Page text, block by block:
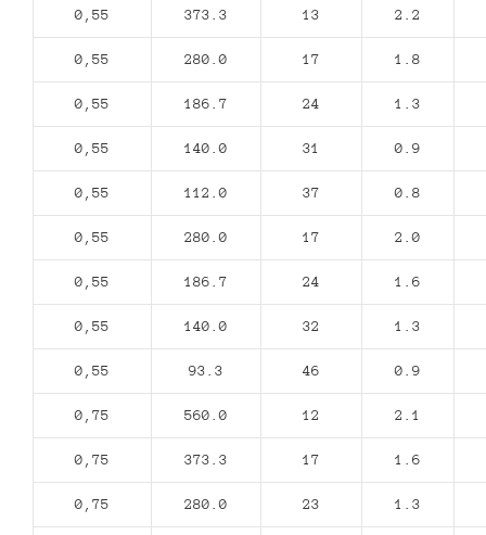
0,55 373.3 13 2.2
0,55 280.0 17 1.8
0,55 186.7 24 1.3
0,55 140.0 31 0.9
0,55 112.0 37 0.8
0,55 280.0 17 2.0
0,55 186.7 24 1.6
0,55 140.0 32 1.3
0,55 93.3 46 0.9
0,75 560.0 12 2.1
0,75 373.3 17 1.6
0,75 280.0 23 1.3